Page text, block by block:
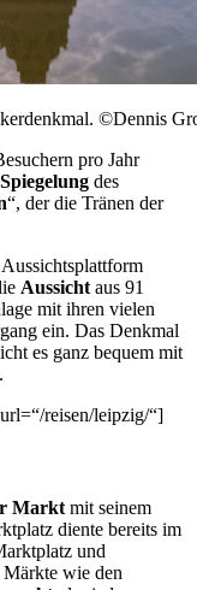
©Dennis
pro Jahr
Spiegelung des
“, der die Tränen der
Aussicht aus 91
mit ihren vielen
ein. Das Denkmal
es ganz bequem mit
reisen/leipzig/“]
Markt mit seinem
diente bereits im
und
wie den